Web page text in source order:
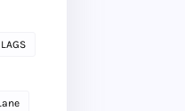
LAGS